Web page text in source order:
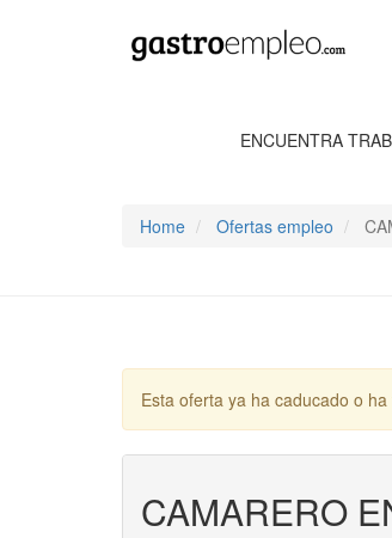
ENCUENTRA
Home Ofertas empleo
Esta oferta ya ha caducado o ha
CAMARERO